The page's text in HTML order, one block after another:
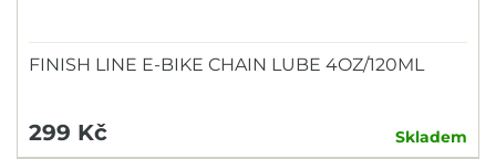
FINISH LINE E-BIKE CHAIN LUBE 4OZ/120ML
299 Kč Skladem